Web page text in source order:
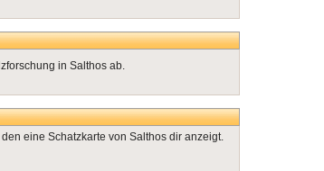
in Salthos ab.
eine Schatzkarte von Salthos dir anzeigt.